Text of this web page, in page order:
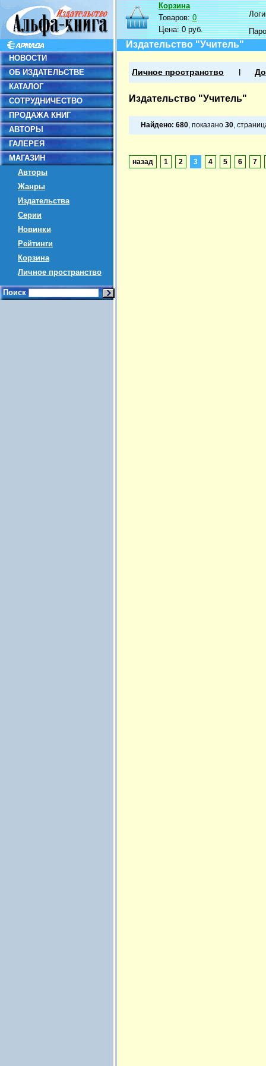
НОВОСТИ
ОБ ИЗДАТЕЛЬСТВЕ
КАТАЛОГ
СОТРУДНИЧЕСТВО
ПРОДАЖА КНИГ
АВТОРЫ
ГАЛЕРЕЯ
МАГАЗИН
Авторы
Жанры
Издательства
Серии
Новинки
Рейтинги
Корзина
Личное пространство
Поиск
Корзина
Товаров:0
Цена:0 руб.
Издательство "Учитель"
Личное пространство
Издательство "Учитель"
Найдено: 680, показано 30,
назад 1 2 3 4 5 6 7